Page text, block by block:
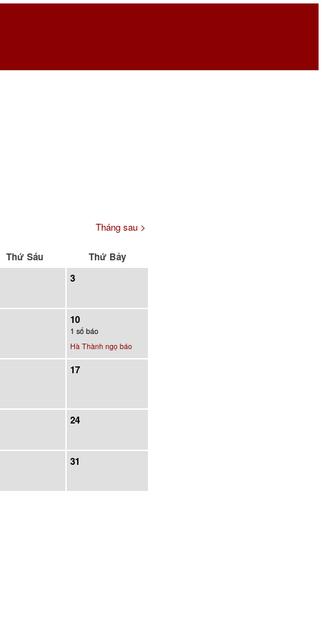
Tháng sau >
Thứ Sáu
Thứ Bảy
3
10
1 số báo
Hà Thành ngọ báo
17
24
31